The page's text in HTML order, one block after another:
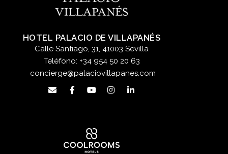
HOTEL PALACIO DE VILLAPANÉS
Calle Santiago, 31, 41003 Sevilla
Teléfono: +34 954 50 20 63
concierge@palaciovillapanes.com